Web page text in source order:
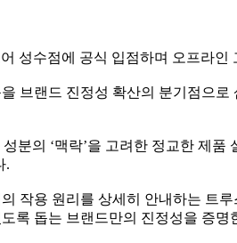
성수점에 공식 입점하며 오프라인
브랜드 진정성 확산의 분기점으
의 ‘맥락’을 고려한 정교한 제
.
용 원리를 상세히 안내하는 트
록 돕는 브랜드만의 진정성을 증명